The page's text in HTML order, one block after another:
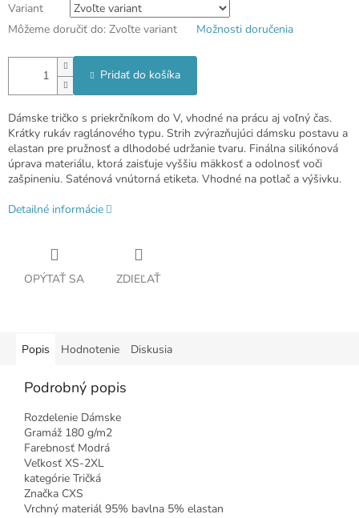
Variant
Môžeme doručiť do: Zvoľte variant Možnosti doručenia
Pridať do košíka
Dámske tričko s priekrčníkom do V, vhodné na prácu aj voľný čas.
Krátky rukáv raglánového typu. Strih zvýrazňujúci dámsku postavu a
elastan pre pružnosť a dlhodobé udržanie tvaru. Finálna silikónová
úprava materiálu, ktorá zaisťuje vyššiu mäkkosť a odolnosť voči
zašpineniu. Saténová vnútorná etiketa. Vhodné na potlač a výšivku.
Detailné informácie
OPÝTAŤ SA ZDIEĽAŤ
Popis Hodnotenie Diskusia
Podrobný popis
Rozdelenie Dámske
Gramáž 180 g/m2
Farebnosť Modrá
Veľkosť XS-2XL
kategórie Tričká
Značka CXS
Vrchný materiál 95% bavlna 5% elastan